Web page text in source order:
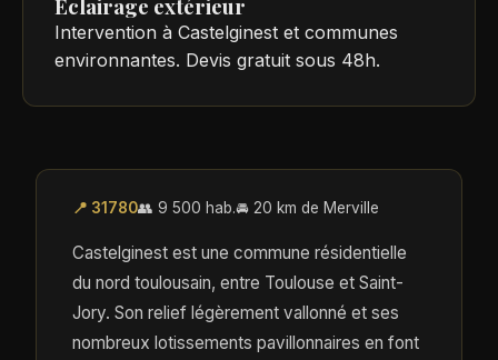
Éclairage extérieur
Intervention à Castelginest et communes
environnantes. Devis gratuit sous 48h.
📍 31780👥 9 500 hab.🚘 20 km de Merville
Castelginest est une commune résidentielle
du nord toulousain, entre Toulouse et Saint-
Jory. Son relief légèrement vallonné et ses
nombreux lotissements pavillonnaires en font